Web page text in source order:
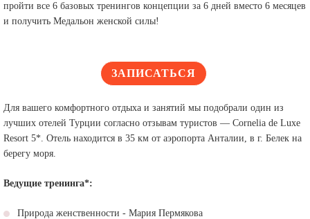
пройти все 6 базовых тренингов концепции за 6 дней вместо 6 месяцев
и получить Медальон женской силы!
ЗАПИСАТЬСЯ
Для вашего комфортного отдыха и занятий мы подобрали один из
лучших отелей Турции согласно отзывам туристов — Cornelia de Luxe
Resort 5*. Отель находится в 35 км от аэропорта Анталии, в г. Белек на
берегу моря.
Ведущие тренинга*:
Природа женственности - Мария Пермякова